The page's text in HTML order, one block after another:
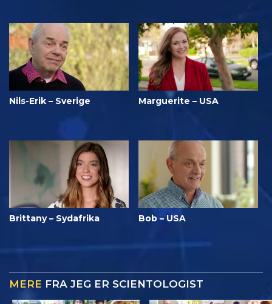
Nils-Erik – Sverige Marguerite – USA
Brittany – Sydafrika Bob – USA
MERE FRA JEG ER SCIENTOLOGIST